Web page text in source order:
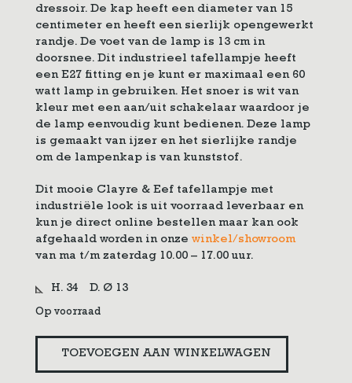
dressoir. De kap heeft een diameter van 15
centimeter en heeft een sierlijk opengewerkt
randje. De voet van de lamp is 13 cm in
doorsnee. Dit industrieel tafellampje heeft
een E27 fitting en je kunt er maximaal een 60
watt lamp in gebruiken. Het snoer is wit van
kleur met een aan/uit schakelaar waardoor je
de lamp eenvoudig kunt bedienen. Deze lamp
is gemaakt van ijzer en het sierlijke randje
om de lampenkap is van kunststof.
Dit mooie Clayre & Eef tafellampje met
industriële look is uit voorraad leverbaar en
kun je direct online bestellen maar kan ook
afgehaald worden in onze winkel/showroom
van ma t/m zaterdag 10.00 – 17.00 uur.
H. 34 D. Ø 13
Op voorraad
tafellampje
aantal
TOEVOEGEN AAN WINKELWAGEN